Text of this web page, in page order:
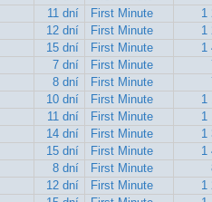
11 dní First Minute
1
12 dní First Minute
1
15 dní First Minute
1
7 dní First Minute
8 dní First Minute
10 dní First Minute
1
11 dní First Minute
1
14 dní First Minute
1
15 dní First Minute
1
8 dní First Minute
12 dní First Minute
1